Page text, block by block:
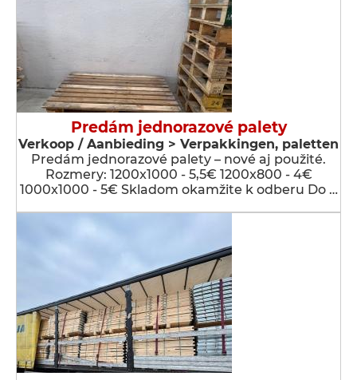
Predám jednorazové palety
Verkoop / Aanbieding > Verpakkingen, paletten
Predám jednorazové palety – nové aj použité.
Rozmery: 1200x1000 - 5,5€ 1200x800 - 4€
1000x1000 - 5€ Skladom okamžite k odberu Do …